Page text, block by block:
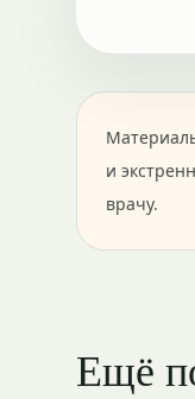
и
врачу.
Ещё